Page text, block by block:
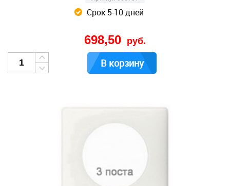
Срок 5-10 дней
698,50 руб.
В корзину